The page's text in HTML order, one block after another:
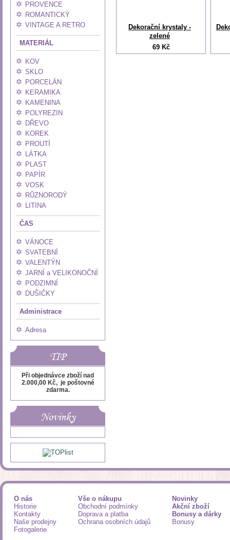
PROVENCE
ROMANTICKÝ
VINTAGE A RETRO
MATERIÁL
KOV
SKLO
PORCELÁN
KERAMIKA
KAMENINA
POLYREZIN
DŘEVO
KOREK
PROUTÍ
LÁTKA
PLAST
PAPÍR
VOSK
RŮZNORODÝ
LITINA
ČAS
VÁNOCE
SVATEBNÍ
VALENTÝN
JARNÍ a VELIKONOČNÍ
PODZIMNÍ
DUŠIČKY
Administrace
Adresa
TIP
Při objednávce zboží nad
2.000,00 Kč, je poštovné
zdarma.
Novinky
Dekorační krystaly -
zelené
69 Kč
O nás
Historie
Kontakty
Naše prodejny
Fotogalerie
Vše o nákupu
Obchodní podmínky
Doprava a platba
Ochrana osobních údajů
Novinky
Akční zboží
Bonusy a dárky
Bonusy